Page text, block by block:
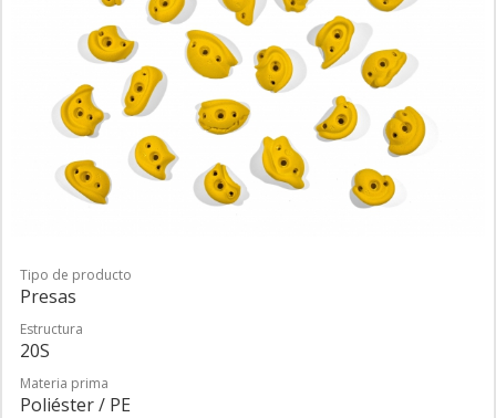
Tipo de producto
Presas
Estructura
20S
Materia prima
Poliéster / PE